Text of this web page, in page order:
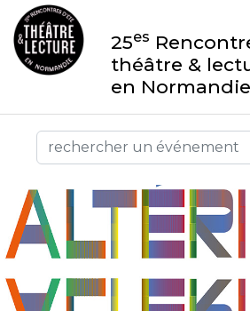
25es
théâtre &
en Normandie